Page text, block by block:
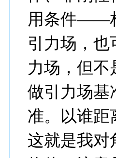
用条件——
引力场，也
力场，但
做引力场基
准。以谁距
这就是我对